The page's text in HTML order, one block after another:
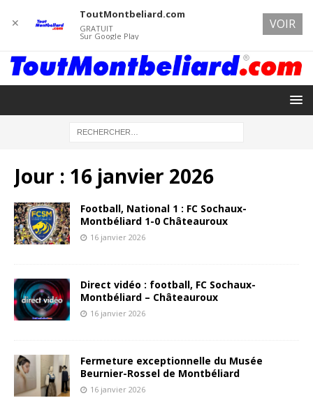
Jour : 16 janvier 2026
Football, National 1 : FC Sochaux-
Montbéliard 1-0 Châteauroux
16 janvier 2026
Direct vidéo : football, FC Sochaux-
Montbéliard – Châteauroux
16 janvier 2026
Fermeture exceptionnelle du Musée
Beurnier-Rossel de Montbéliard
16 janvier 2026
✕
ToutMontbeliard.com
GRATUIT
Sur Google Play
VOIR